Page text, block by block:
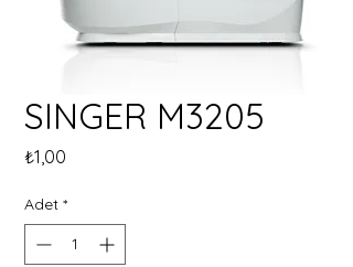
SINGER M3205
₺1,00
Adet *